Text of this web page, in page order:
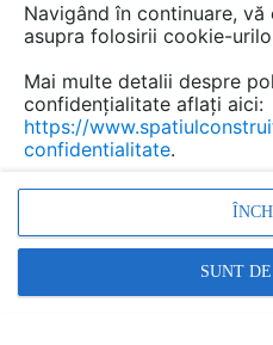
Navigând în continuare,
asupra folosirii cookie-
Mai multe detalii despre
confidențialitate aflați aici:
https://
confidentialitate.
SUNT